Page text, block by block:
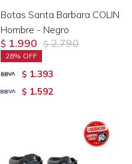
Botas Santa Barbara COLIN
Hombre - Negro
$ 1.990 $ 2.790
28
$ 1.393
$ 1.592